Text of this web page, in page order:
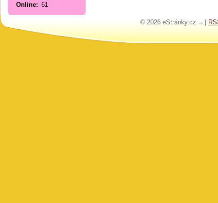
Online: 61
© 2026 eStránky.cz